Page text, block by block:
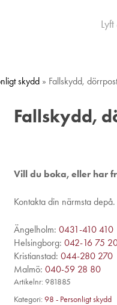
skydd » Fallskydd,
Fallskydd,
Vill du boka, eller har
Kontakta din närmsta depå.
Ängelholm: 0431-410 410
Helsingborg: 042-16 75
Kristianstad: 044-280 270
Malmö: 040-59 28 80
Artikelnr: 981885
Kategori: 98 - Personligt skydd